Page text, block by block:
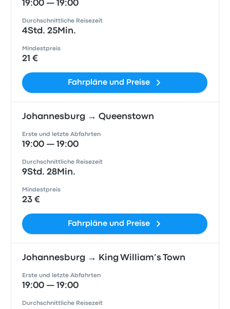
19:00 — 19:00
Durchschnittliche Reisezeit
4Std. 25Min.
Mindestpreis
21 €
Fahrpläne und Preise
Johannesburg → Queenstown
Erste und letzte Abfahrten
19:00 — 19:00
Durchschnittliche Reisezeit
9Std. 28Min.
Mindestpreis
23 €
Fahrpläne und Preise
Johannesburg → King William’s Town
Erste und letzte Abfahrten
19:00 — 19:00
Durchschnittliche Reisezeit